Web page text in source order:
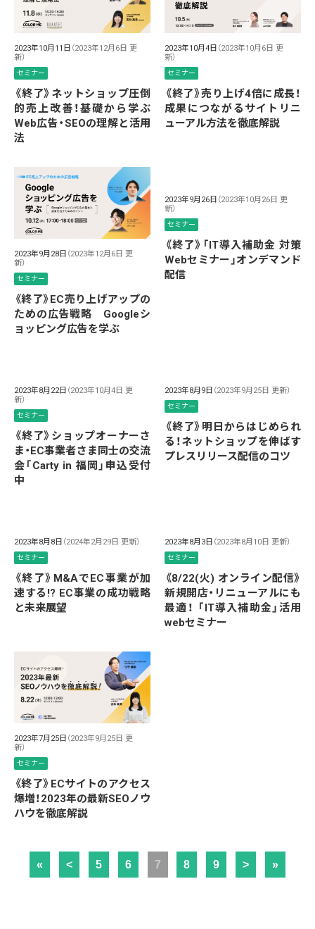
2023年10月11日 （2023年12月6日 更
新）
セミナー
《終了》ネットショップ圧倒
的売上改善！基礎から学ぶ
Web広告・SEOの理解と活用
法
2023年10月4日 （2023年10月6日 更
新）
セミナー
《終了》売り上げ4倍に成長！
成果につながるサイトリニ
ューアル方法を徹底解説
2023年9月28日 （2023年12月6日 更
新）
セミナー
《終了》EC売り上げアップの
ための広告戦略 Googleシ
ョッピング広告を学ぶ
2023年9月26日 （2023年10月26日 更
新）
セミナー
《終了》「IT導入補助金 対策
Webセミナー」オンデマンド
配信
2023年8月22日 （2023年10月4日 更
新）
セミナー
《終了》ショップオーナーさ
ま・EC事業者さま同士の交流
会「Carty in 福岡」申込受付
中
2023年8月9日 （2023年9月25日 更新）
セミナー
《終了》明日からはじめられ
る！ネットショップを伸ばす
プレスリリース配信のコツ
2023年8月8日 （2024年2月29日 更新）
セミナー
《終了》M&AでEC事業が加
速する!? EC事業の成功戦略
と未来展望
2023年8月3日 （2023年8月10日 更新）
セミナー
《8/22(火) オンライン配信》
新規開店・リニューアルにも
最適！ 「IT導入補助金」活用
webセミナー
2023年7月25日 （2023年9月25日 更
新）
セミナー
《終了》ECサイトのアクセス
爆増！2023年の最新SEOノウ
ハウを徹底解説
« < 5 6 7 8 9 > »